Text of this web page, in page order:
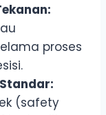
proses
(safety